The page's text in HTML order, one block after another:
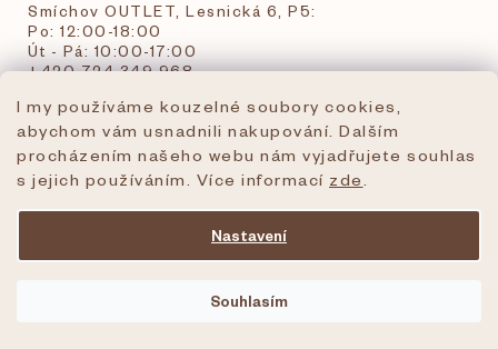
I my používáme kouzelné soubory cookies,
abychom vám usnadnili nakupování. Dalším
procházením našeho webu nám vyjadřujete souhlas
s jejich používáním. Více informací zde
Nastavení
Souhlasím
Smíchov OUTLET, Lesnická 6, P5:
Po: 12:00-18:00
Út - Pá: 10:00-17:00
+420 724 349 968
objednavky@creammy.cz
tel:+420 724 349 968
creammy.cz